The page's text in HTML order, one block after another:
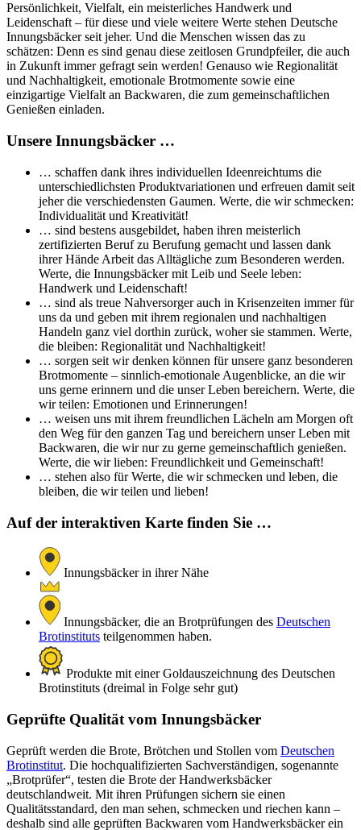
Persönlichkeit, Vielfalt, ein meisterliches Handwerk und
Leidenschaft – für diese und viele weitere Werte stehen Deutsche
Innungsbäcker seit jeher. Und die Menschen wissen das zu
schätzen: Denn es sind genau diese zeitlosen Grundpfeiler, die auch
in Zukunft immer gefragt sein werden! Genauso wie Regionalität
und Nachhaltigkeit, emotionale Brotmomente sowie eine
einzigartige Vielfalt an Backwaren, die zum gemeinschaftlichen
Genießen einladen.
Unsere Innungsbäcker …
… schaffen dank ihres individuellen Ideenreichtums die
unterschiedlichsten Produktvariationen und erfreuen damit seit
jeher die verschiedensten Gaumen. Werte, die wir schmecken:
Individualität und Kreativität!
… sind bestens ausgebildet, haben ihren meisterlich
zertifizierten Beruf zu Berufung gemacht und lassen dank
ihrer Hände Arbeit das Alltägliche zum Besonderen werden.
Werte, die Innungsbäcker mit Leib und Seele leben:
Handwerk und Leidenschaft!
… sind als treue Nahversorger auch in Krisenzeiten immer für
uns da und geben mit ihrem regionalen und nachhaltigen
Handeln ganz viel dorthin zurück, woher sie stammen. Werte,
die bleiben: Regionalität und Nachhaltigkeit!
… sorgen seit wir denken können für unsere ganz besonderen
Brotmomente – sinnlich-emotionale Augenblicke, an die wir
uns gerne erinnern und die unser Leben bereichern. Werte, die
wir teilen: Emotionen und Erinnerungen!
… weisen uns mit ihrem freundlichen Lächeln am Morgen oft
den Weg für den ganzen Tag und bereichern unser Leben mit
Backwaren, die wir nur zu gerne gemeinschaftlich genießen.
Werte, die wir lieben: Freundlichkeit und Gemeinschaft!
… stehen also für Werte, die wir schmecken und leben, die
bleiben, die wir teilen und lieben!
Auf der interaktiven Karte finden Sie …
Innungsbäcker in ihrer Nähe
Innungsbäcker, die an Brotprüfungen des Deutschen
Brotinstituts teilgenommen haben.
Produkte mit einer Goldauszeichnung des Deutschen
Brotinstituts (dreimal in Folge sehr gut)
Geprüfte Qualität vom Innungsbäcker
Geprüft werden die Brote, Brötchen und Stollen vom Deutschen
Brotinstitut. Die hochqualifizierten Sachverständigen, sogenannte
„Brotprüfer“, testen die Brote der Handwerksbäcker
deutschlandweit. Mit ihren Prüfungen sichern sie einen
Qualitätsstandard, den man sehen, schmecken und riechen kann –
deshalb sind alle geprüften Backwaren vom Handwerksbäcker ein